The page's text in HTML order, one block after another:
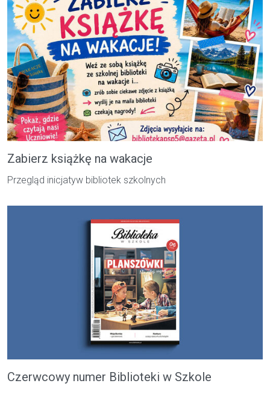
Zabierz książkę na wakacje
Przegląd inicjatyw bibliotek szkolnych
Czerwcowy numer Biblioteki w Szkole